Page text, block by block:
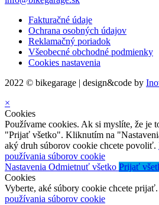
Fakturačné údaje
Ochrana osobných údajov
Reklamačný poriadok
Všeobecné obchodné podmienky
Cookies nastavenia
2022 © bikegarage | design&code by
×
Cookies
Používame cookies. Ak si myslíte, že je
"Prijať všetko". Kliknutím na
aký druh súborov cookie chcete povoliť.
používania súborov cookie
Nastavenia Odmietnuť všetko Prijať
Cookies
Vyberte, aké súbory cookie chcete prijať.
používania súborov cookie